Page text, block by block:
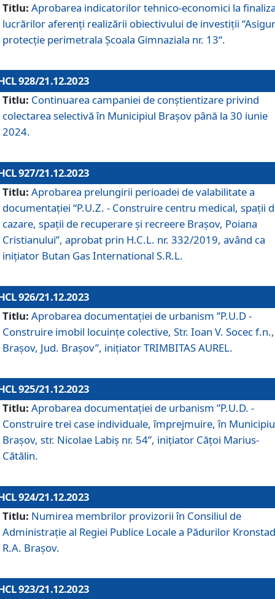
Titlu: Aprobarea indicatorilor tehnico-economici la
lucrărilor aferenți realizării obiectivului de investiții
protecție perimetrala Școala Gimnaziala nr. 13“.
928/21.12.2023
Titlu: Continuarea campaniei de conștientizare privind
colectarea selectivă în Municipiul Braşov până la 30 iunie
2024.
927/21.12.2023
Titlu: Aprobarea prelungirii perioadei de valabilitate a
documentaţiei “P.U.Z. - Construire centru medical, spații
cazare, spații de recuperare și recreere Brașov, Poiana
Cristianului”, aprobat prin H.C.L. nr. 332/2019, având ca
inițiator Butan Gas International S.R.L.
926/21.12.2023
Titlu: Aprobarea documentaţiei de urbanism ”P.U.D -
Construire imobil locuințe colective, Str. Ioan V. Socec f.n.,
Brașov, Jud. Brașov”, inițiator TRIMBITAS AUREL.
925/21.12.2023
Titlu: Aprobarea documentaţiei de urbanism ”P.U.D. -
Construire trei case individuale, împrejmuire, în
Brașov, str. Nicolae Labiș nr. 54”, inițiator Cățoi Marius-
Cătălin.
924/21.12.2023
Titlu: Numirea membrilor provizorii în Consiliul de
Administraţie al Regiei Publice Locale a Pădurilor
R.A. Brașov.
923/21.12.2023